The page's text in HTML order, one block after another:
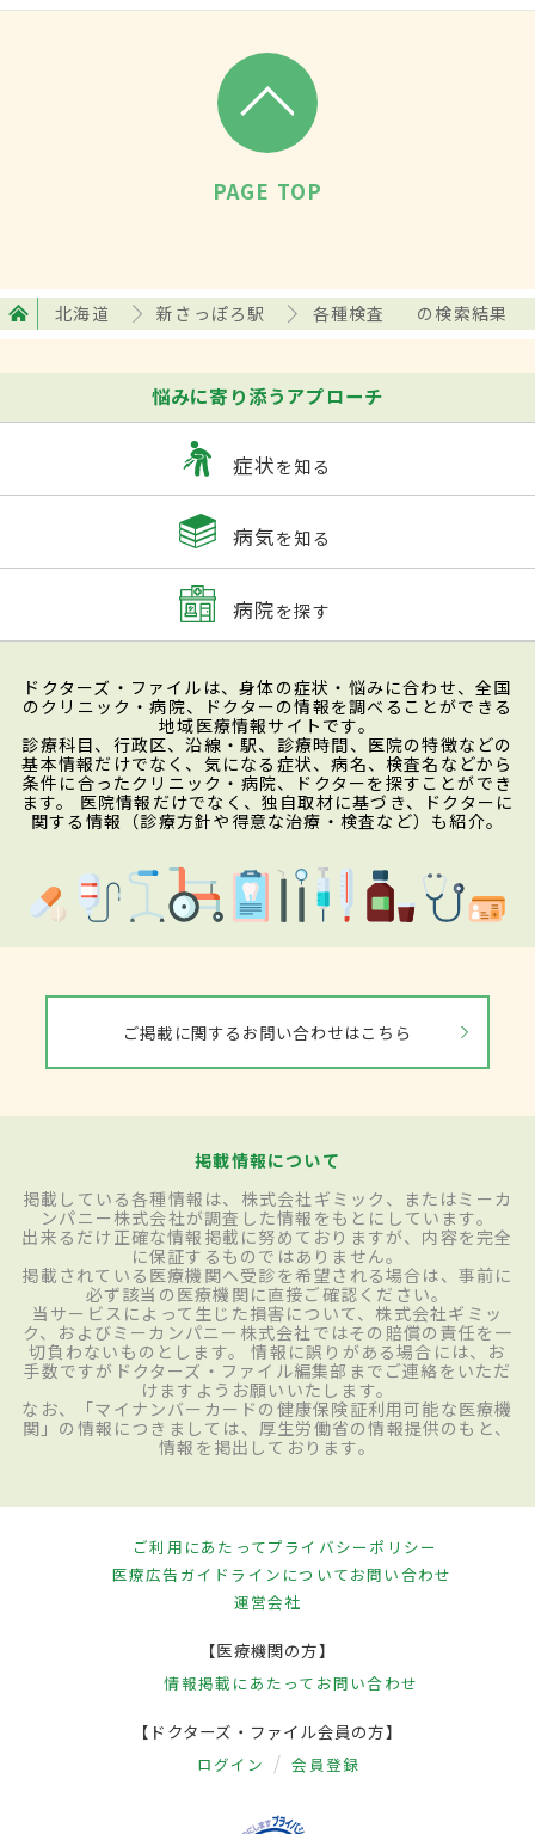
PAGE TOP
北海道 新さっぽろ駅 各種検査 の検索結果
悩みに寄り添うアプローチ
症状を知る
病気を知る
病院を探す
ドクターズ・ファイルは、身体の症状・悩みに合わせ、全国
のクリニック・病院、ドクターの情報を調べることができる
地域医療情報サイトです。
診療科目、行政区、沿線・駅、診療時間、医院の特徴などの
基本情報だけでなく、気になる症状、病名、検査名などから
条件に合ったクリニック・病院、ドクターを探すことができ
ます。 医院情報だけでなく、独自取材に基づき、ドクターに
関する情報（診療方針や得意な治療・検査など）も紹介。
ご掲載に関するお問い合わせはこちら
掲載情報について
掲載している各種情報は、株式会社ギミック、またはミーカ
ンパニー株式会社が調査した情報をもとにしています。
出来るだけ正確な情報掲載に努めておりますが、内容を完全
に保証するものではありません。
掲載されている医療機関へ受診を希望される場合は、事前に
必ず該当の医療機関に直接ご確認ください。
当サービスによって生じた損害について、株式会社ギミッ
ク、およびミーカンパニー株式会社ではその賠償の責任を一
切負わないものとします。 情報に誤りがある場合には、お
手数ですがドクターズ・ファイル編集部までご連絡をいただ
けますようお願いいたします。
なお、「マイナンバーカードの健康保険証利用可能な医療機
関」の情報につきましては、厚生労働省の情報提供のもと、
情報を掲出しております。
ご利用にあたってプライバシーポリシー
医療広告ガイドラインについてお問い合わせ
運営会社
【医療機関の方】
情報掲載にあたって お問い合わせ
【ドクターズ・ファイル会員の方】
ログイン 会員登録